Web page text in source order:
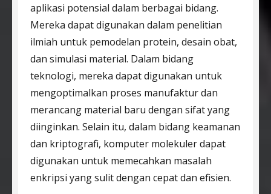
aplikasi potensial dalam berbagai bidang.
Mereka dapat digunakan dalam penelitian
ilmiah untuk pemodelan protein, desain obat,
dan simulasi material. Dalam bidang
teknologi, mereka dapat digunakan untuk
mengoptimalkan proses manufaktur dan
merancang material baru dengan sifat yang
diinginkan. Selain itu, dalam bidang keamanan
dan kriptografi, komputer molekuler dapat
digunakan untuk memecahkan masalah
enkripsi yang sulit dengan cepat dan efisien.